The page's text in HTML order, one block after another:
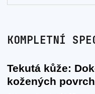
KOMPLETNÍ
Tekutá kůže:
kožených